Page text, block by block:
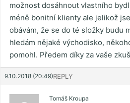
možnost dosáhnout vlastního
méně bonitní klienty ale jelikož
obávám, že se do té složky budu
hledám nějaké východisko,
pomohl. Předem díky za vaše
9.10.2018 (20:49)REPLY
Tomáš Kroupa